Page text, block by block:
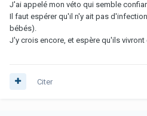
J'ai appelé mon véto qui semble
Il faut espérer qu'il n'y ait pas
bébés).
J'y crois encore, et espère qu'ils vivront
Citer